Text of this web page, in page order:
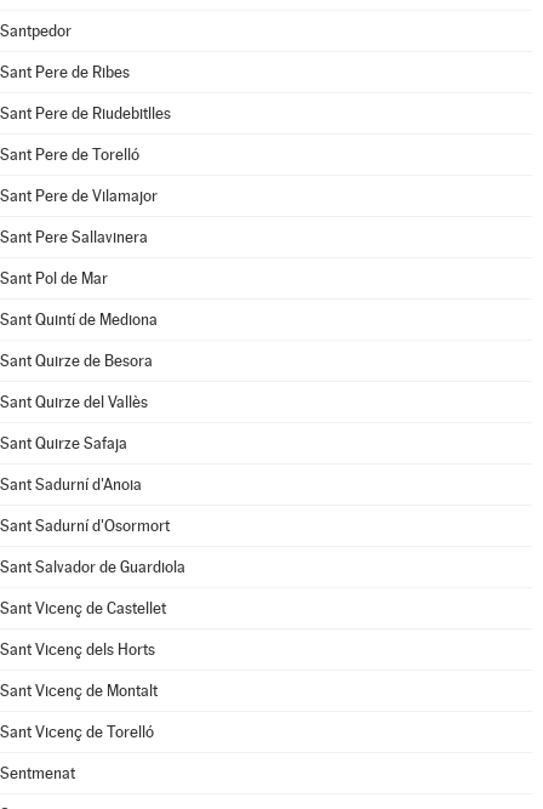
Santpedor
Sant Pere de Ribes
Sant Pere de Riudebitlles
Sant Pere de Torelló
Sant Pere de Vilamajor
Sant Pere Sallavinera
Sant Pol de Mar
Sant Quintí de Mediona
Sant Quirze de Besora
Sant Quirze del Vallès
Sant Quirze Safaja
Sant Sadurní d'Anoia
Sant Sadurní d'Osormort
Sant Salvador de Guardiola
Sant Vicenç de Castellet
Sant Vicenç dels Horts
Sant Vicenç de Montalt
Sant Vicenç de Torelló
Sentmenat